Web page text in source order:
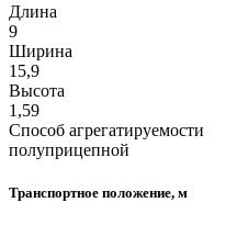
Длина
9
Ширина
15,9
Высота
1,59
Способ агрегатируемости
полуприцепной
Транспортное положение, м